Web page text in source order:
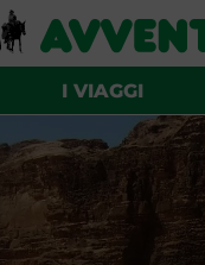
I VIAGGI